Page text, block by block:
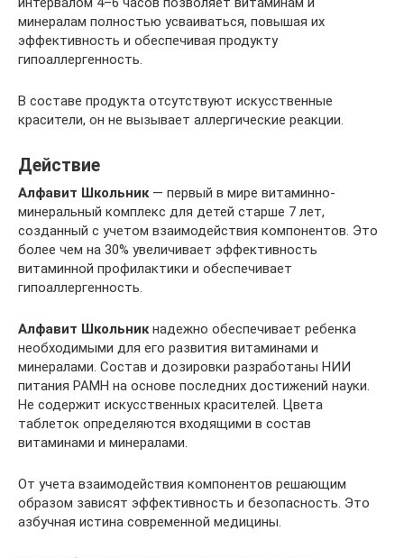
минералам полностью усваиваться, повышая их
эффективность и обеспечивая продукту
гипоаллергенность.
В составе продукта отсутствуют искусственные
красители, он не вызывает аллергические реакции.
Действие
Алфавит Школьник— первый в мире витаминно-
минеральный комплекс для детей старше 7 лет,
созданный с учетом взаимодействия компонентов. Это
более чем на 30% увеличивает эффективность
витаминной профилактики и обеспечивает
гипоаллергенность.
Алфавит Школьникнадежно обеспечивает ребенка
необходимыми для его развития витаминами и
минералами. Состав и дозировки разработаны НИИ
питания РАМН на основе последних достижений науки.
Не содержит искусственных красителей. Цвета
таблеток определяются входящими в состав
витаминами и минералами.
От учета взаимодействия компонентов решающим
образом зависят эффективность и безопасность. Это
азбучная истина современной медицины.